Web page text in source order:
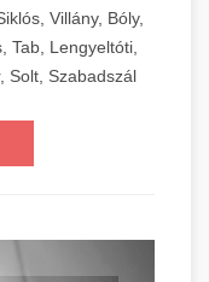
Villány, Bóly,
Tab, Lengyeltóti,
Solt, Szabadszál